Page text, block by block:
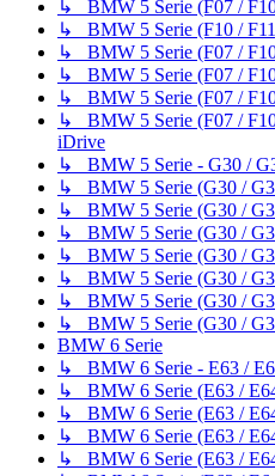
↳ BMW 5 Serie (F07 /
↳ BMW 5 Serie (F10 /
↳ BMW 5 Serie (F07 /
↳ BMW 5 Serie (F07 / F10
↳ BMW 5 Serie (F07 /
↳ BMW 5 Serie (F07 /
iDrive
↳ BMW 5 Serie - G30 /
↳ BMW 5 Serie (G30 /
↳ BMW 5 Serie (G30 /
↳ BMW 5 Serie (G30 /
↳ BMW 5 Serie (G30 /
↳ BMW 5 Serie (G30 /
↳ BMW 5 Serie (G30 /
↳ BMW 5 Serie (G30 /
BMW 6 Serie
↳ BMW 6 Serie - E63 /
↳ BMW 6 Serie (E63 /
↳ BMW 6 Serie (E63 /
↳ BMW 6 Serie (E63 /
↳ BMW 6 Serie (E63 /